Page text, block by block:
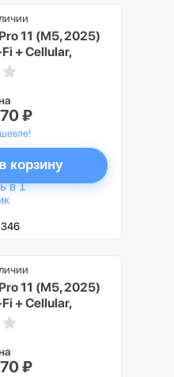
11 (M5, 2025)
+ Cellular,
(Silver)
₽
корзину
в 1
11 (M5, 2025)
+ Cellular,
(Space Black)
₽